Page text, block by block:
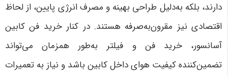
دارند، بلکه به‌دلیل طراحی بهینه و مصرف انرژی پایین، از لحاظ
اقتصادی نیز مقرون‌به‌صرفه هستند. در کنار خرید فن کابین
آسانسور، خرید فن و فیلتر به‌طور همزمان می‌تواند
تضمین‌کننده کیفیت هوای داخل کابین باشد و نیاز به تعمیرات